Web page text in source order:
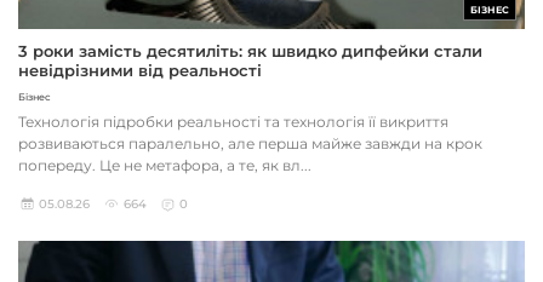
БІЗНЕС
3 роки замість десятиліть: як швидко дипфейки стали
невідрізними від реальності
Бізнес
Технологія підробки реальності та технологія її викриття
розвиваються паралельно, але перша майже завжди на крок
попереду. Це не метафора, а те, як вл...
05.08.26 664 0